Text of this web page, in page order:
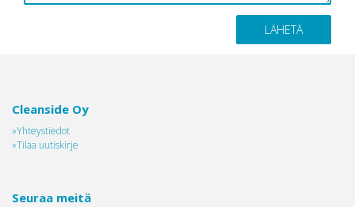
Cleanside Oy
»Yhteystiedot
»Tilaa uutiskirje
Seuraa meitä